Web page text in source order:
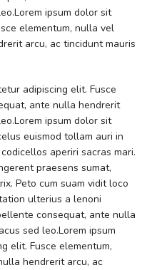
ipsum dolor sit
elementum, nulla vel
arcu, ac tincidunt mauris
adipiscing elit. Fusce
ante nulla hendrerit
ipsum dolor sit
euismod tollam auri in
aperiri sacras mari.
praesens sumat,
Peto cum suam vidit loco
ulterius a lenoni
consequat, ante nulla
sed leo.Lorem ipsum
elit. Fusce elementum,
hendrerit arcu, ac